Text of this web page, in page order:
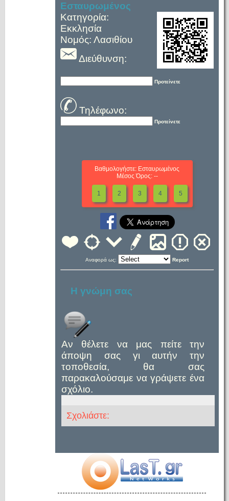
Εσταυρωμένος
Κατηγορία:
Εκκλησία
Νομός: Λασιθίου
Διεύθυνση:
Προτείνετε
Τηλέφωνο:
Προτείνετε
Βαθμολογήστε: Εσταυρωμένος
Μέσος Όρος: --
1 2 3 4 5
Αναφορά ως: Report
Η γνώμη σας
Αν θέλετε να μας πείτε την
άποψη σας γι αυτήν την
τοποθεσία, θα σας
παρακαλούσαμε να γράψετε ένα
σχόλιο.
Σχολιάστε: